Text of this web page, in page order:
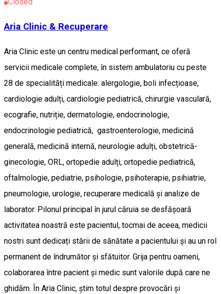
Aria Clinic & Recuperare
Aria Clinic este un centru medical performant, ce oferă
servicii medicale complete, în sistem ambulatoriu cu peste
28 de specialități medicale: alergologie, boli infecțioase,
cardiologie adulți, cardiologie pediatrică, chirurgie vasculară,
ecografie, nutriție, dermatologie, endocrinologie,
endocrinologie pediatrică, gastroenterologie, medicină
generală, medicină internă, neurologie adulți, obstetrică-
ginecologie, ORL, ortopedie adulți, ortopedie pediatrică,
oftalmologie, pediatrie, psihologie, psihoterapie, psihiatrie,
pneumologie, urologie, recuperare medicală și analize de
laborator. Pilonul principal în jurul căruia se desfășoară
activitatea noastră este pacientul, tocmai de aceea, medicii
nostri sunt dedicați stării de sănătate a pacientului și au un rol
permanent de îndrumător și sfătuitor. Grija pentru oameni,
colaborarea între pacient și medic sunt valorile după care ne
ghidăm. În Aria Clinic, știm totul despre provocări și